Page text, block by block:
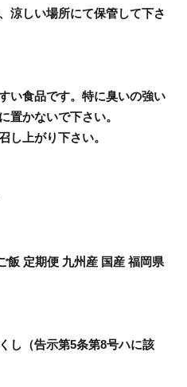
涼しい場所にて保管して下さ
い食品です。特に臭いの強い
置かないで下さい。
し上がり下さい。
飯 定期便 九州産 国産 福岡県
し（告示第5条第8号ハに該